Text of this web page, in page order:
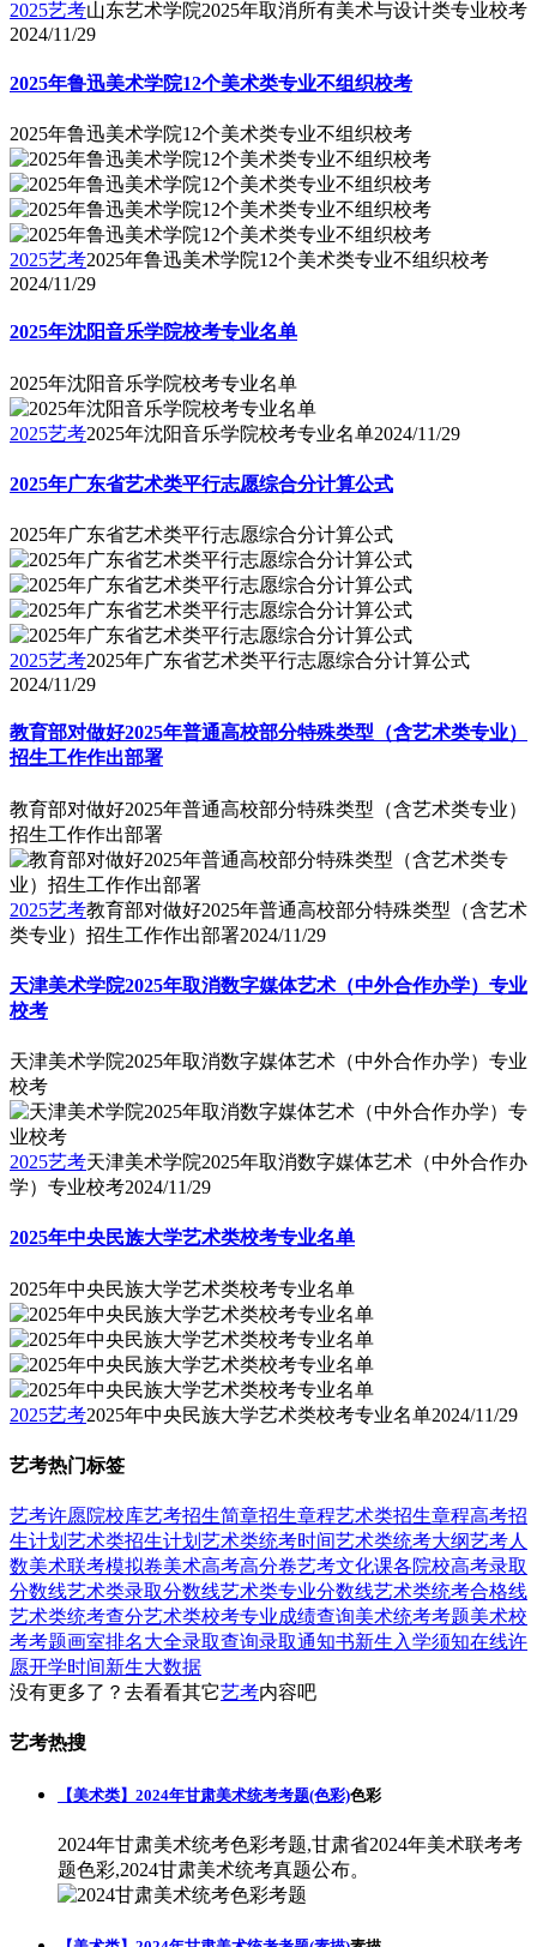
2025艺考山东艺术学院2025年取消所有美术与设计类专业校考
2024/11/29
2025年鲁迅美术学院12个美术类专业不组织校考
2025年鲁迅美术学院12个美术类专业不组织校考
2025艺考2025年鲁迅美术学院12个美术类专业不组织校考
2024/11/29
2025年沈阳音乐学院校考专业名单
2025年沈阳音乐学院校考专业名单
2025艺考2025年沈阳音乐学院校考专业名单2024/11/29
2025年广东省艺术类平行志愿综合分计算公式
2025年广东省艺术类平行志愿综合分计算公式
2025艺考2025年广东省艺术类平行志愿综合分计算公式
2024/11/29
教育部对做好2025年普通高校部分特殊类型（含艺术类专业）
招生工作作出部署
教育部对做好2025年普通高校部分特殊类型（含艺术类专业）
招生工作作出部署
2025艺考教育部对做好2025年普通高校部分特殊类型（含艺术
类专业）招生工作作出部署2024/11/29
天津美术学院2025年取消数字媒体艺术（中外合作办学）专业
校考
天津美术学院2025年取消数字媒体艺术（中外合作办学）专业
校考
2025艺考天津美术学院2025年取消数字媒体艺术（中外合作办
学）专业校考2024/11/29
2025年中央民族大学艺术类校考专业名单
2025年中央民族大学艺术类校考专业名单
2025艺考2025年中央民族大学艺术类校考专业名单2024/11/29
艺考热门标签
艺考许愿院校库艺考招生简章招生章程艺术类招生章程高考招
生计划 艺术类招生计划 艺术类统考时间艺术类统考大纲艺考人
数美术联考模拟卷美术高考高分卷艺考文化课各院校高考录取
分数线艺术类录取分数线艺术类专业分数线艺术类统考合格线
艺术类统考查分艺术类校考专业成绩查询美术统考考题美术校
考考题画室排名大全录取查询录取通知书新生入学须知在线许
愿开学时间新生大数据
没有更多了？去看看其它艺考内容吧
艺考热搜
【美术类】2024年甘肃美术统考考题(色彩)色彩
2024年甘肃美术统考色彩考题,甘肃省2024年美术联考考
题色彩,2024甘肃美术统考真题公布。